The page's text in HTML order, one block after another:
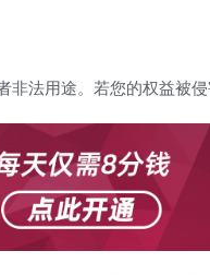
非法用途。若您的权益被